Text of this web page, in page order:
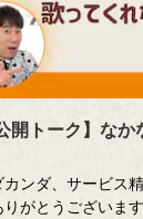
ター：小野大輔（
開トーク】な
カンダ、サービス
りがとうございま